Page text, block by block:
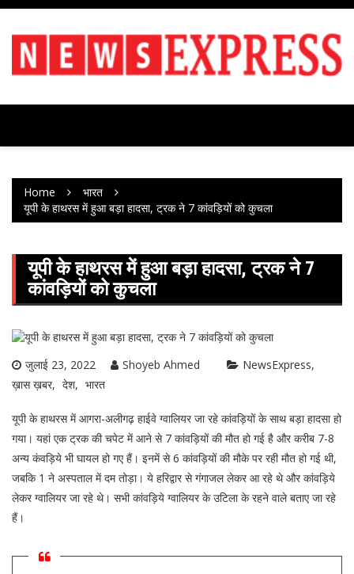
Skip
content
Home
भारत
यूपी के हाथरस में हुआ बड़ा हादसा, ट्रक ने 7 कांवड़ियों को कुचला
यूपी के हाथरस में हुआ बड़ा हादसा, ट्रक ने 7
कांवड़ियों को कुचला
जुलाई 23, 2022 Shoyeb Ahmed
NewsExpress
ख़ास ख़बर
देश भारत
यूपी के हाथरस में आगरा-अलीगढ़ हाईवे ग्वालियर जा रहे कांवड़ियों के साथ बड़ा हादसा हो
गया। यहां एक ट्रक की चपेट में आने से 7 कांवड़ियों की मौत हो गई है और करीब 7-8
अन्य कंवड़िये भी घायल हो गए हैं। इनमें से 6 कांवड़ियों की मौके पर रही मौत हो गई थी,
जबकि 1 ने अस्पताल में दम तोड़ा। ये हरिद्वार से गंगाजल लेकर आ रहे थे और कांवड़िये
लेकर ग्वालियर जा रहे थे। सभी कांवड़िये ग्वालियर के उटिला के रहने वाले बताए जा रहे
हैं।